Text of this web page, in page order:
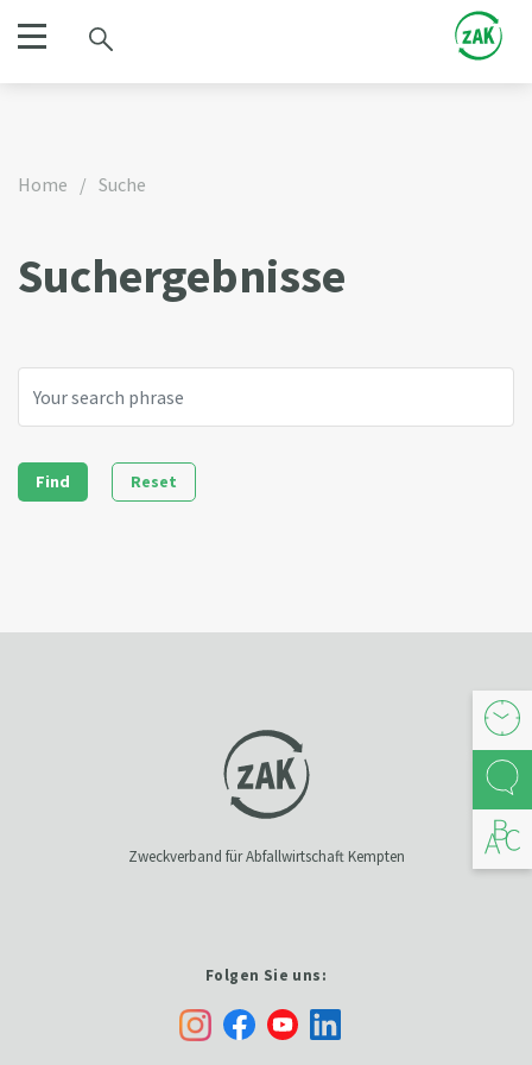
Home / Suche
Suchergebnisse
Reset
Zweckverband für Abfallwirtschaft Kempten
Folgen Sie uns: